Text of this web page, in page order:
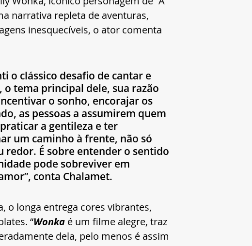
narrativa repleta de aventuras,
inesquecíveis, o ator comenta
o clássico desafio de cantar e
o tema principal dele, sua razão
o sonho, encorajar os
as pessoas a assumirem quem
a gentileza e ter
um caminho à frente, não só
redor. É sobre entender o sentido
pode sobreviver em
conta Chalamet.
o longa entrega cores vibrantes,
“Wonka é um filme alegre, traz
dela, pelo menos é assim